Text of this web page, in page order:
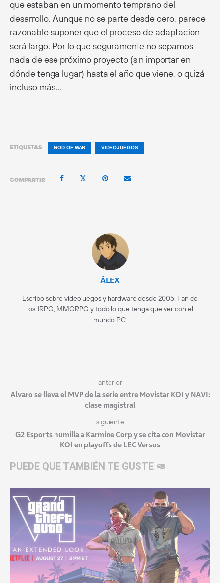
que estaban en un momento temprano del
desarrollo. Aunque no se parte desde cero, parece
razonable suponer que el proceso de adaptación
será largo. Por lo que seguramente no sepamos
nada de ese próximo proyecto (sin importar en
dónde tenga lugar) hasta el año que viene, o quizá
incluso más…
ETIQUETAS GOD OF WAR VIDEOJUEGOS
COMPARTIR
ÁLEX
Escribo sobre videojuegos y hardware desde 2005. Fan de
los JRPG, MMORPG y todo lo que tenga que ver con el
mundo PC.
anterior
Alvaro se lleva el MVP de la serie entre Movistar KOI y NAVI:
clase magistral
siguiente
G2 Esports humilla a Karmine Corp y se cita con Movistar
KOI en playoffs de LEC Versus
PUEDE QUE TAMBIÉN TE GUSTE 🥑